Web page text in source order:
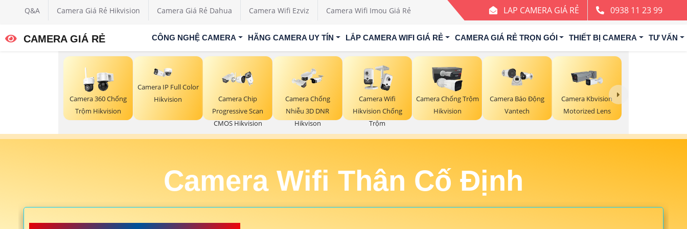
Q&A Camera Giá Rẻ Hikvision Camera Giá Rẻ Dahua Camera Wifi Ezviz Camera Wifi Imou Giá Rẻ LAP CAMERA GIÁ RẺ 0938 11 23 99
CAMERA GIÁ RẺ CÔNG NGHỆ CAMERA HÃNG CAMERA UY TÍN LẮP CAMERA WIFI GIÁ RẺ CAMERA GIÁ RẺ TRỌN GÓI THIẾT BỊ CAMERA TƯ VẤN
Camera 360 Chống
Trộm Hikvision
Camera IP Full Color
Hikvision
Camera Chip
Progressive Scan
CMOS Hikvision
Camera Chống
Nhiễu 3D DNR
Hikvison
Camera Wifi
Hikvision Chống
Trộm
Camera Chống Trộm
Hikvision
Camera Báo Động
Vantech
Camera Kbvision
Motorized Lens
Camera Wifi Thân Cố Định